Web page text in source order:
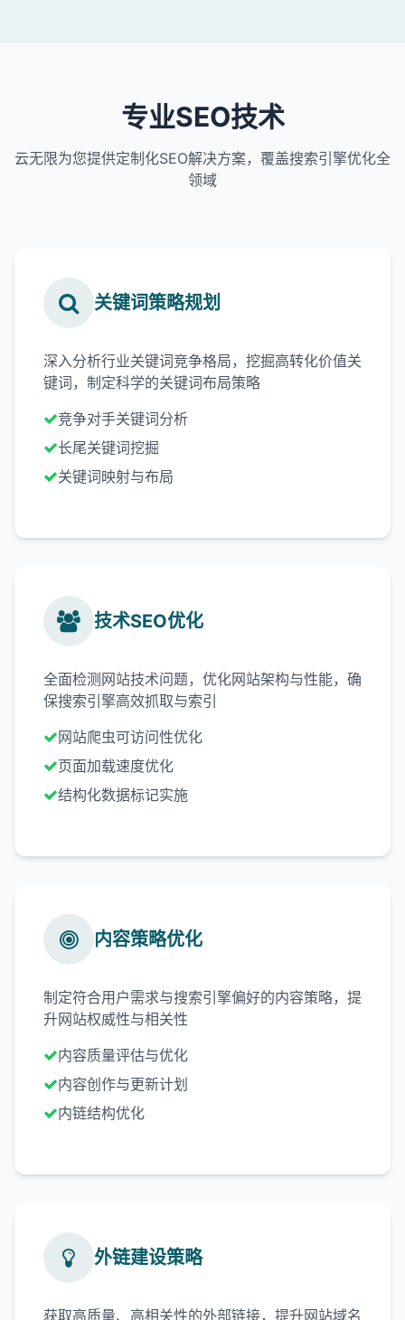
专业SEO技术
云无限为您提供定制化SEO解决方案，覆盖搜索引擎优化全
领域
关键词策略规划
深入分析行业关键词竞争格局，挖掘高转化价值关
键词，制定科学的关键词布局策略
竞争对手关键词分析
长尾关键词挖掘
关键词映射与布局
技术SEO优化
全面检测网站技术问题，优化网站架构与性能，确
保搜索引擎高效抓取与索引
网站爬虫可访问性优化
页面加载速度优化
结构化数据标记实施
内容策略优化
制定符合用户需求与搜索引擎偏好的内容策略，提
升网站权威性与相关性
内容质量评估与优化
内容创作与更新计划
内链结构优化
外链建设策略
获取高质量、高相关性的外部链接，提升网站域名